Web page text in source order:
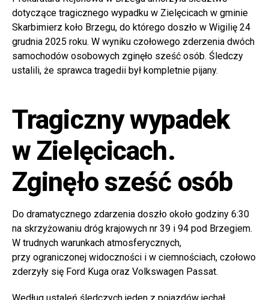
dotyczące tragicznego wypadku w Zielęcicach w gminie
Skarbimierz koło Brzegu, do którego doszło w Wigilię 24
grudnia 2025 roku. W wyniku czołowego zderzenia dwóch
samochodów osobowych zginęło sześć osób. Śledczy
ustalili, że sprawca tragedii był kompletnie pijany.
Tragiczny wypadek
w Zielęcicach.
Zginęło sześć osób
Do dramatycznego zdarzenia doszło około godziny 6:30
na skrzyżowaniu dróg krajowych nr 39 i 94 pod Brzegiem.
W trudnych warunkach atmosferycznych,
przy ograniczonej widoczności i w ciemnościach, czołowo
zderzyły się Ford Kuga oraz Volkswagen Passat.